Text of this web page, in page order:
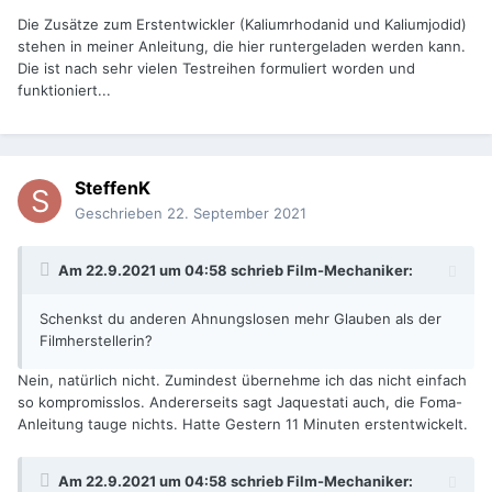
Die Zusätze zum Erstentwickler (Kaliumrhodanid und Kaliumjodid)
stehen in meiner Anleitung, die hier runtergeladen werden kann.
Die ist nach sehr vielen Testreihen formuliert worden und
funktioniert...
SteffenK
Geschrieben 22. September 2021
Am 22.9.2021 um 04:58 schriebFilm-Mechaniker:
Schenkst du anderen Ahnungslosen mehr Glauben als der
Filmherstellerin?
Nein, natürlich nicht. Zumindest übernehme ich das nicht einfach
so kompromisslos. Andererseits sagt Jaquestati auch, die Foma-
Anleitung tauge nichts. Hatte Gestern 11 Minuten erstentwickelt.
Am 22.9.2021 um 04:58 schriebFilm-Mechaniker: